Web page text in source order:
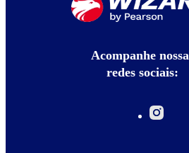
Acompanhe
redes sociais: